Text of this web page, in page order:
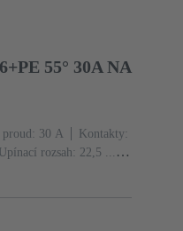
55° 30A NA
‌30 A
Kontakty:
Upínací rozsah: 22,5 ... 24